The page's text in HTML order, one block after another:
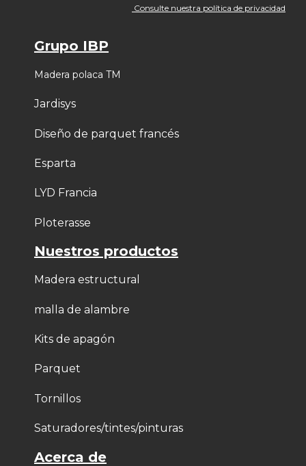
Consulte nuestra política de privacidad
Grupo IBP
Madera polaca TM
Jardisys
Diseño de parquet francés
Esparta
LYD Francia
Ploterasse
Nuestros productos
Madera estructural
malla de alambre
Kits de apagón
Parquet
Tornillos
Saturadores/tintes/pinturas
Acerca de